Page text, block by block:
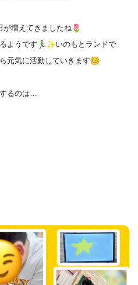
が増えてきましたね
ようです
いのもとラ ンドで
元気に活動していきます
るのは…